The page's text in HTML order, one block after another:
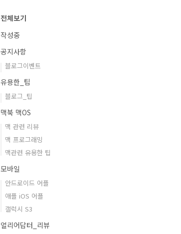
전체보기
작성중
공지사항
블로그이벤트
유용한_팁
블로그_팁
맥북 맥OS
맥 관련 리뷰
맥 프로그래밍
맥관련 유용한 팁
모바일
안드로이드 어플
애플 iOS 어플
갤럭시 S3
얼리어답터_리뷰